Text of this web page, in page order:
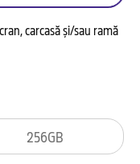
carcasă și/sau ramă
256GB